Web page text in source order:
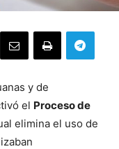
y de
el Proceso de
elimina el uso de